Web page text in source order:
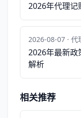
2026年代理记
2026-08-07 · 代
2026年最新政
解析
相关推荐